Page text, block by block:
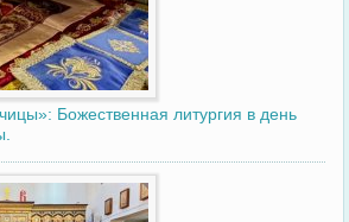
Божественная литургия в день